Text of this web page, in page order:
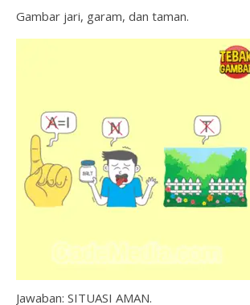
Gambar jari, garam, dan taman.
Jawaban: SITUASI AMAN.